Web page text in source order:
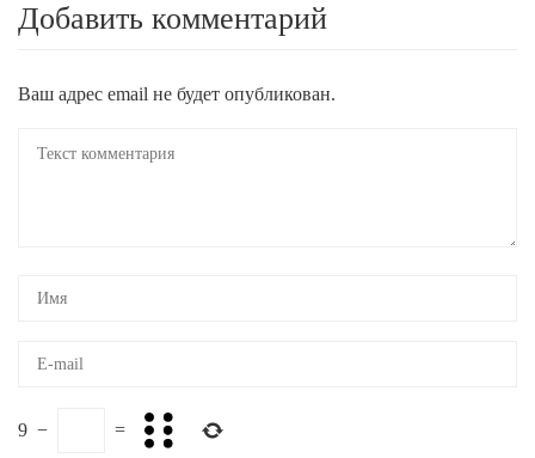
Добавить комментарий
Ваш адрес email не будет опубликован.
9 − =